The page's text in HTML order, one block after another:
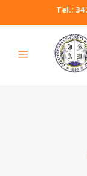
Tel.: 34